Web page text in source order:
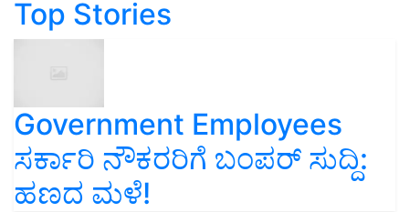
Top Stories
Government Employees
ಸರ್ಕಾರಿ ನೌಕರರಿಗೆ ಬಂಪರ್‌ ಸುದ್ದಿ:
ಹಣದ ಮಳೆ!